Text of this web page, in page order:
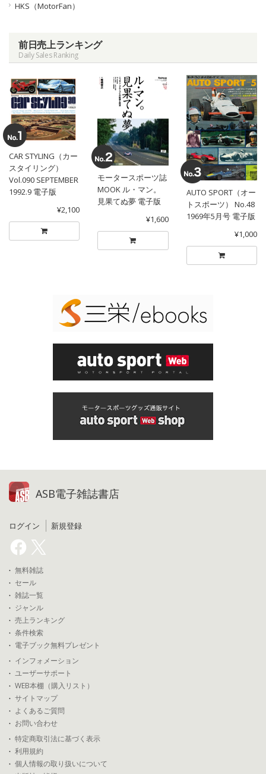
HKS（MotorFan）
前日売上ランキング
Daily Sales Ranking
CAR STYLING（カー
スタイリング）
Vol.090 SEPTEMBER
1992.9 電子版
¥2,100
モータースポーツ誌
MOOK ル・マン。
見果てぬ夢 電子版
¥1,600
AUTO SPORT（オー
トスポーツ） No.48
1969年5月号 電子版
¥1,000
ASB電子雑誌書店
ログイン 新規登録
無料雑誌
セール
雑誌一覧
ジャンル
売上ランキング
条件検索
電子ブック無料プレゼント
インフォメーション
ユーザーサポート
WEB本棚（購入リスト）
サイトマップ
よくあるご質問
お問い合わせ
特定商取引法に基づく表示
利用規約
個人情報の取り扱いについて